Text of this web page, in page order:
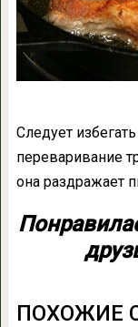
Следует
переваривание
она раздражает
ПОХОЖИЕ